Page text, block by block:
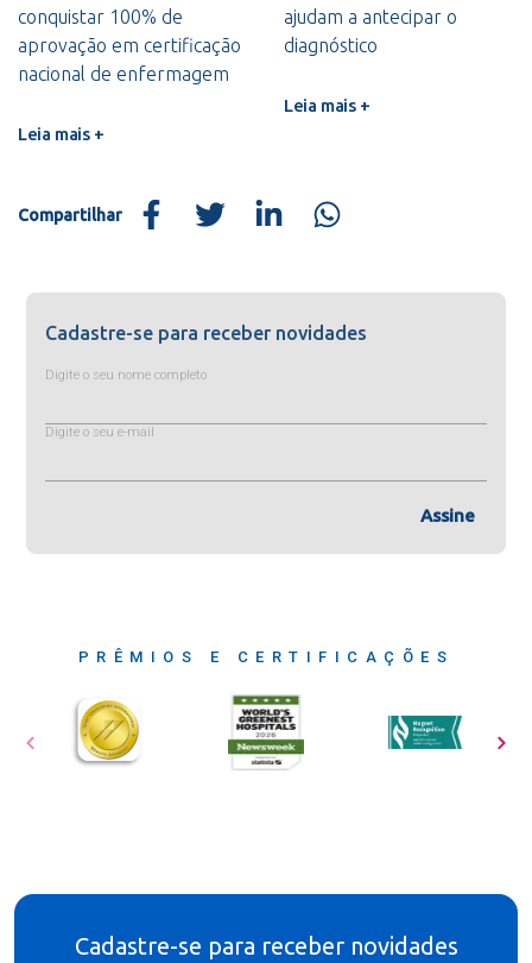
conquistar 100% de
aprovação em certificação
nacional de enfermagem
Leia mais +
ajudam a antecipar o
diagnóstico
Leia mais +
Compartilhar
Cadastre-se para receber novidades
Digite o seu nome completo
Digite o seu e-mail
Assine
PRÊMIOS E CERTIFICAÇÕES
Cadastre-se para receber novidades